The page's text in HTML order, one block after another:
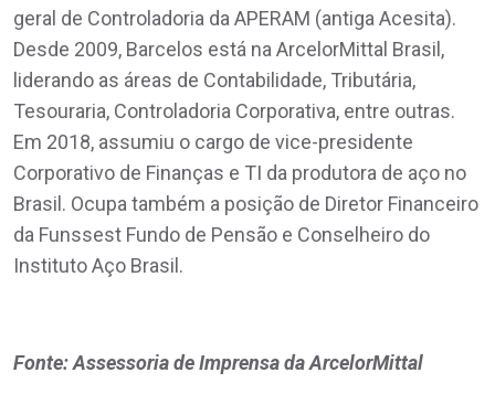
geral de Controladoria da APERAM (antiga Acesita).
Desde 2009, Barcelos está na ArcelorMittal Brasil,
liderando as áreas de Contabilidade, Tributária,
Tesouraria, Controladoria Corporativa, entre outras.
Em 2018, assumiu o cargo de vice-presidente
Corporativo de Finanças e TI da produtora de aço no
Brasil. Ocupa também a posição de Diretor Financeiro
da Funssest Fundo de Pensão e Conselheiro do
Instituto Aço Brasil.
Fonte: Assessoria de Imprensa da ArcelorMittal